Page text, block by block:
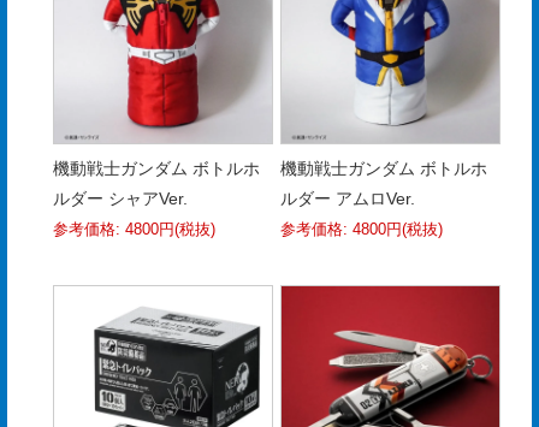
革
個
人
情
報
取
子
カ
機動戦士ガンダム ボトルホ
ルダー シャアVer.
参考価格: 4800円(税抜)
機動戦士ガンダム ボトルホ
ルダー アムロVer.
参考価格: 4800円(税抜)